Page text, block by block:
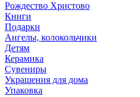
Рождество Христово
Книги
Подарки
Ангелы, колокольчики
Детям
Керамика
Сувениры
Украшения для дома
Упаковка